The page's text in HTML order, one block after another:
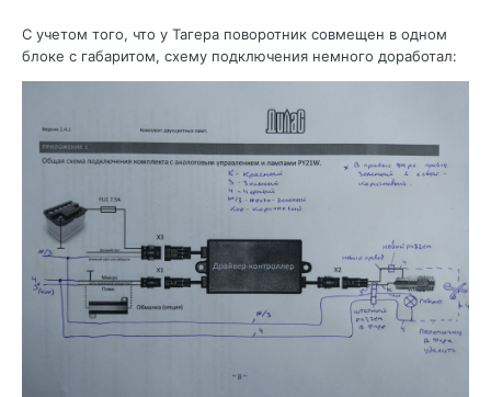
С учетом того, что у Тагера поворотник совмещен в одном
блоке с габаритом, схему подключения немного доработал: